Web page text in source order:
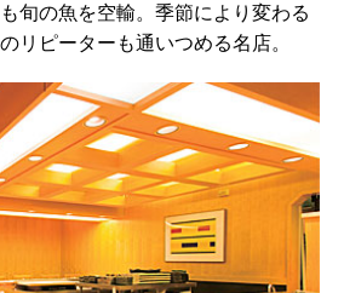
旬の魚を空輸。季節により変わる
リピーターも通いつめる名店。